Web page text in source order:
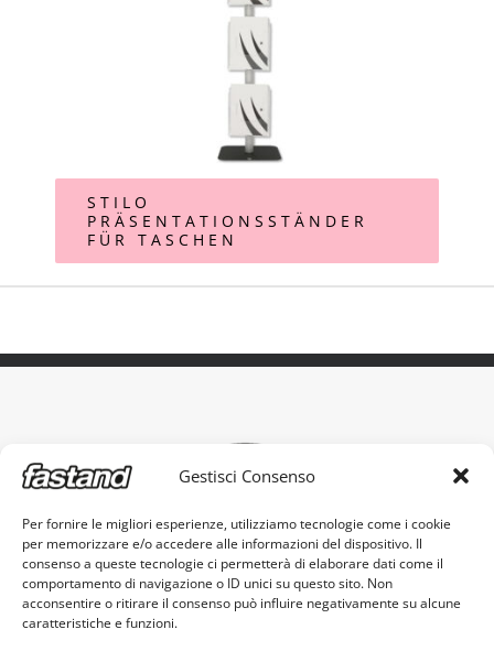
Gestisci Consenso
Per fornire le migliori esperienze, utilizziamo tecnologie come i cookie
per memorizzare e/o accedere alle informazioni del dispositivo. Il
consenso a queste tecnologie ci permetterà di elaborare dati come il
comportamento di navigazione o ID unici su questo sito. Non
acconsentire o ritirare il consenso può influire negativamente su alcune
caratteristiche e funzioni.
STILO
PRÄSENTATIONSSTÄNDER
FÜR TASCHEN
Das original tragbare Messestand